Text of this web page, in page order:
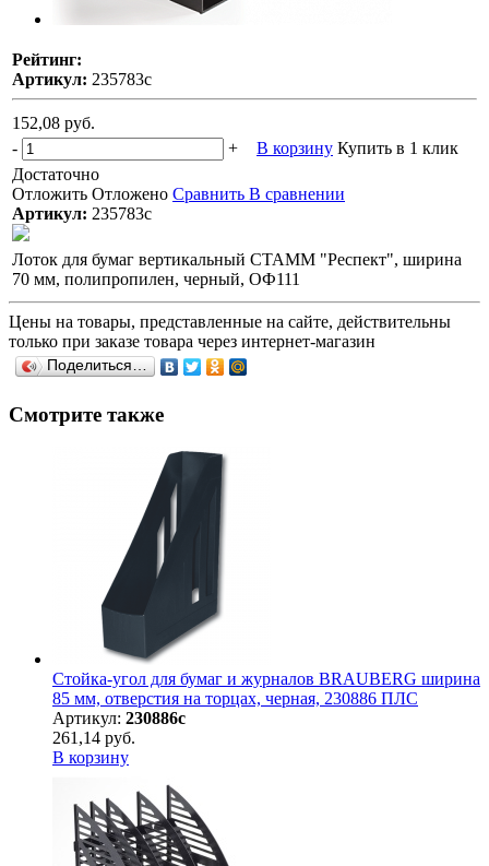
Рейтинг:
Артикул: 235783с
152,08 руб.
-
+ В корзину Купить в 1 клик
Достаточно
Отложить Отложено Сравнить В сравнении
Артикул: 235783с
Лоток для бумаг вертикальный СТАММ "Респект", ширина
70 мм, полипропилен, черный, ОФ111
Цены на товары, представленные на сайте, действительны
только при заказе товара через интернет-магазин
Поделиться…
Смотрите также
Стойка-угол для бумаг и журналов BRAUBERG ширина
85 мм, отверстия на торцах, черная, 230886 ПЛС
Артикул: 230886с
261,14 руб.
В корзину